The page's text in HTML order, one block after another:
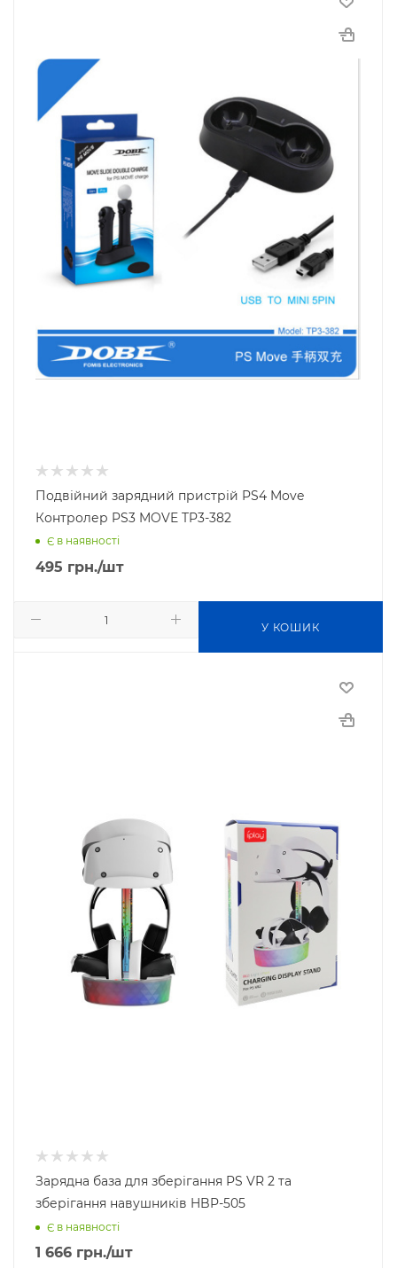
Подвійний зарядний пристрій PS4 Move
Контролер PS3 MOVE TP3-382
Є в наявності
495 грн./шт
У КОШИК
Зарядна база для зберігання PS VR 2 та
зберігання навушників HBP-505
Є в наявності
1 666 грн./шт